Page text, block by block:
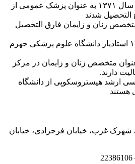
خانم دکتر زهرا زارعیان در سال ۱۳۷۱ به عنوان پزشک عمومی از
التحصیل شدند
به عنوان متخصص زنان و زایمان فارق التحصیل
ایشان از سال ۱۳۷۶ تا ۱۳۸۴ استادیار دانشگاه علوم پزشکی جهرم
به عنوان متخصص زنان و زایمان در مرکز
ارشد هیستروسکوپی از دانشگاه
هستند
شهرک غرب، خیابان فرحزادی، خیابان